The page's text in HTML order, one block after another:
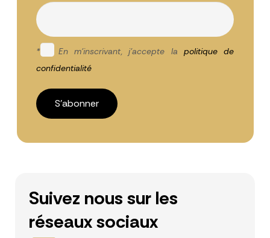
* En m'inscrivant, j'accepte la politique de
confidentialité
Suivez nous sur les
réseaux sociaux